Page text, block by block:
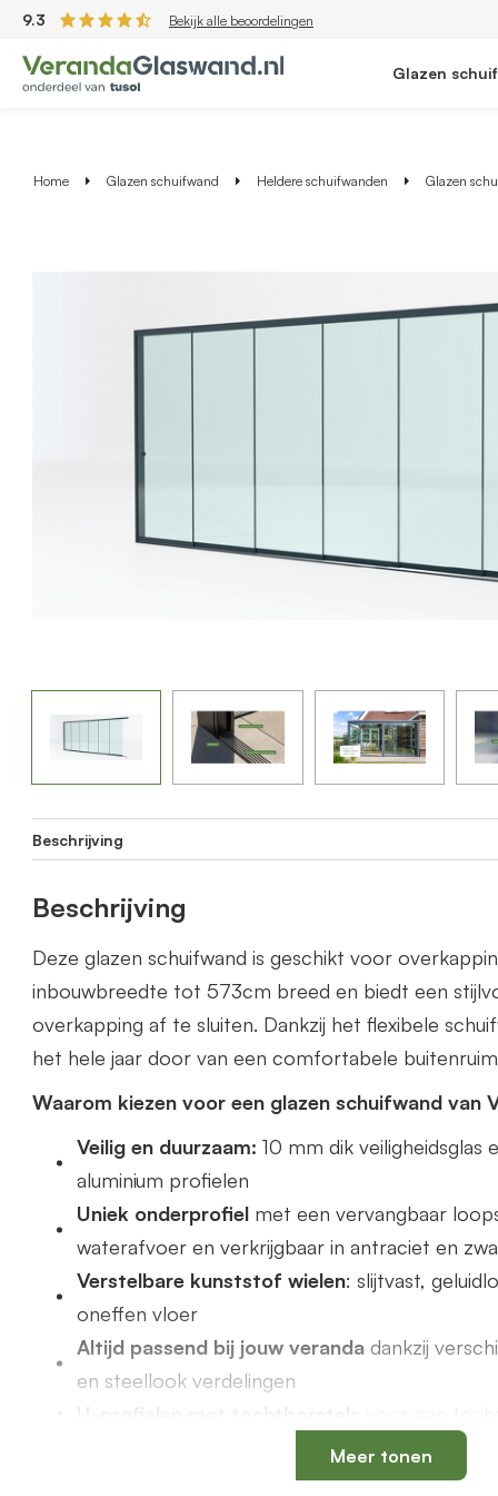
9.3 Bekijk alle beoordelingen
Glazen
Home Glazen schuifwand Heldere schuifwanden Glazen
Beschrijving
Beschrijving
Deze glazen schuifwand is geschikt voor
inbouwbreedte tot 573cm breed en biedt een
overkapping af te sluiten. Dankzij het flexibele
het hele jaar door van een comfortabele
Waarom kiezen voor een glazen schuifwand van
Veilig en duurzaam: 10 mm dik
aluminium profielen
Uniek onderprofiel met een vervangbaar
waterafvoer en verkrijgbaar in antraciet en
Verstelbare kunststof wielen: slijtvast,
oneffen vloer
Altijd passend bij jouw veranda dankzij
en steellook verdelingen
Meer tonen